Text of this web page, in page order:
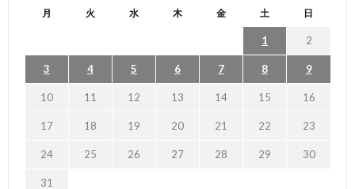
月 火 水 木 金 土 日
1 2
3 4 5 6 7 8 9
10 11 12 13 14 15 16
17 18 19 20 21 22 23
24 25 26 27 28 29 30
31